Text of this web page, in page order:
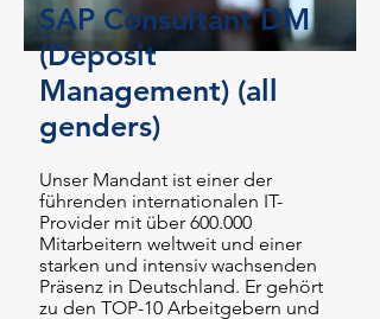
SAP Consultant DM
(Deposit
Management) (all
genders)
Unser Mandant ist einer der
führenden internationalen IT-
Provider mit über 600.000
Mitarbeitern weltweit und einer
starken und intensiv wachsenden
Präsenz in Deutschland. Er gehört
zu den TOP-10 Arbeitgebern und